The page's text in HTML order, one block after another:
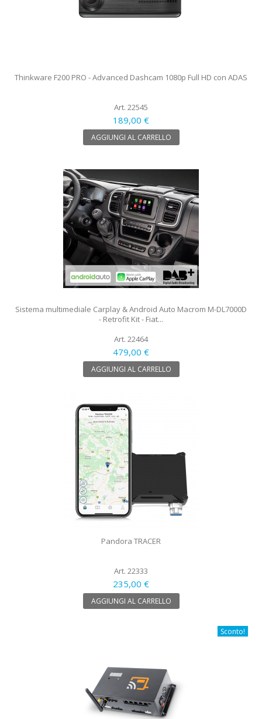
Thinkware F200 PRO - Advanced Dashcam 1080p Full HD con ADAS
Art. 22545
189,00 €
AGGIUNGI AL CARRELLO
Sistema multimediale Carplay & Android Auto Macrom M-DL7000D
- Retrofit Kit - Fiat...
Art. 22464
479,00 €
AGGIUNGI AL CARRELLO
Pandora TRACER
Art. 22333
235,00 €
AGGIUNGI AL CARRELLO
Sconto!